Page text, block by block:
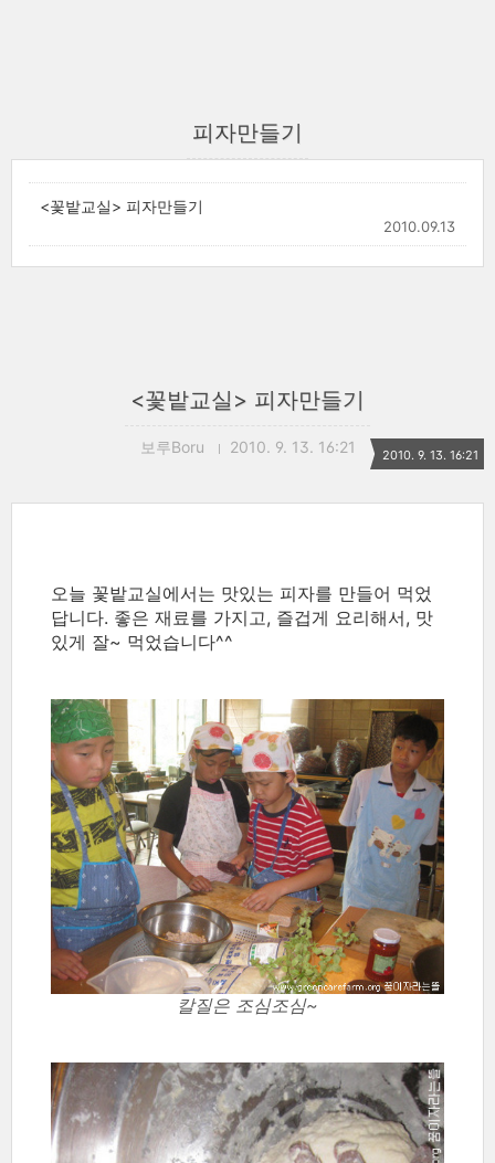
피자만들기
<꽃밭교실> 피자만들기
2010.09.13
<꽃밭교실> 피자만들기
보루Boru 2010. 9. 13. 16:21 2010. 9. 13. 16:21
오늘 꽃밭교실에서는 맛있는 피자를 만들어 먹었
답니다. 좋은 재료를 가지고, 즐겁게 요리해서, 맛
있게 잘~ 먹었습니다^^
칼질은 조심조심~